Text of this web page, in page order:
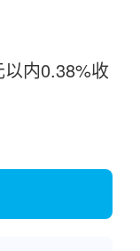
内0.38%收